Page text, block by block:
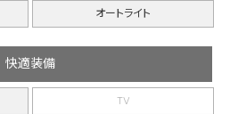
オートライト
快適装備
TV